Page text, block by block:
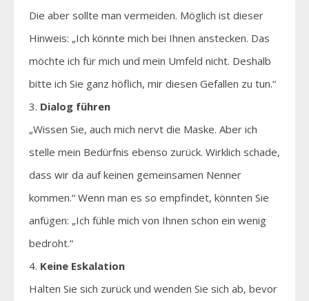
Die aber sollte man vermeiden. Möglich ist dieser
Hinweis: „Ich könnte mich bei Ihnen anstecken. Das
möchte ich für mich und mein Umfeld nicht. Deshalb
bitte ich Sie ganz höflich, mir diesen Gefallen zu tun.“
Dialog führen
„Wissen Sie, auch mich nervt die Maske. Aber ich
stelle mein Bedürfnis ebenso zurück. Wirklich schade,
dass wir da auf keinen gemeinsamen Nenner
kommen.“ Wenn man es so empfindet, könnten Sie
anfügen: „Ich fühle mich von Ihnen schon ein wenig
bedroht.“
Keine Eskalation
Halten Sie sich zurück und wenden Sie sich ab, bevor